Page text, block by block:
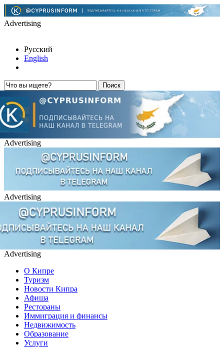
Advertising
Русский
English
Advertising
Advertising
Advertising
О Кипре
Туризм
Новости Кипра
Афиша
Рестораны
Иммиграция и финансы
Недвижимость
Образование
Услуги